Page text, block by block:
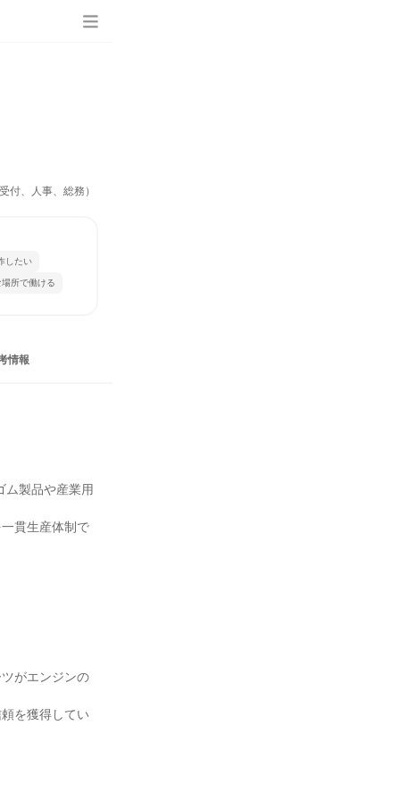
付、人事、総務）
したい
所で働ける
情報
ム製品や産業用
貫生産体制で
がエンジンの
を獲得してい